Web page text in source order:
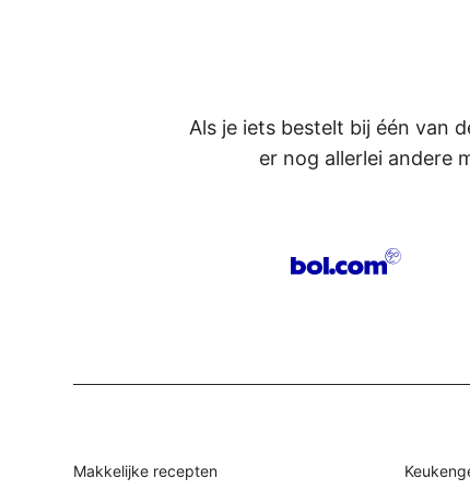
Als je iets bestelt bij één van
er nog allerlei andere
Makkelijke recepten